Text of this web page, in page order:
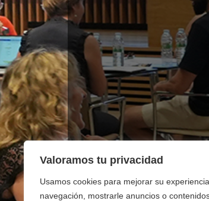
Valoramos tu privacidad
Usamos cookies para mejorar su
navegación, mostrarle anuncios o